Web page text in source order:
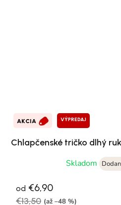
AKCIA VÝPREDAJ
Chlapčenské tričko dlhý
Skladom
od €6,90
€13,50 (až –48 %)